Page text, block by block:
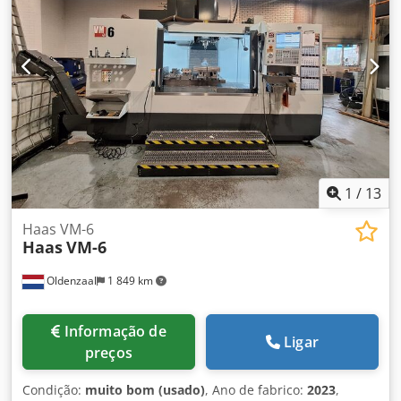
1 626 mm, carga da mesa:4 536 kg, diâmetro da mesa
rotativa:
760 mm , velocidade de rotação (máx.):6 000 rpm,
número de fusos:1
, número de posições no magazine de
ferramentas:30, Equipamento:transportador de aparas,
velocidade de rotação infinitamente variável, Condição:
muito bom (usado) Centro de usinagem horizontal de 4
eixos Dsdpfew Uz Anox Anrskr Fabricante: Haas
Equipamento: Porta-ferramentas SK50 Armazém de
ferramentas: 30+1 Ano de fabrico: 03/2008 Peso: 13.600 kg
Adicional: A máquina foi repintada Preço sob consulta1 / 13
Oldenzaal 1 849 km
Haas VM-6
HaasVM-6
preços
Ligar
Condição: muito bom (usado), Ano de fabrico: 2023,